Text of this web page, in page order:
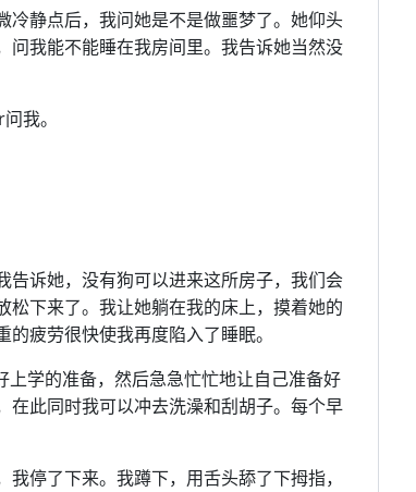
冷静点后，我问她是不是做噩梦了。她仰头
问我能不能睡在我房间里。我告诉她当然没
我。
告诉她，没有狗可以进来这所房子，我们会
下来了。我让她躺在我的床上，摸着她的
疲劳很快使我再度陷入了睡眠。
学的准备，然后急急忙忙地让自己准备好
在此同时我可以冲去洗澡和刮胡子。每个早
停了下来。我蹲下，用舌头舔了下拇指，